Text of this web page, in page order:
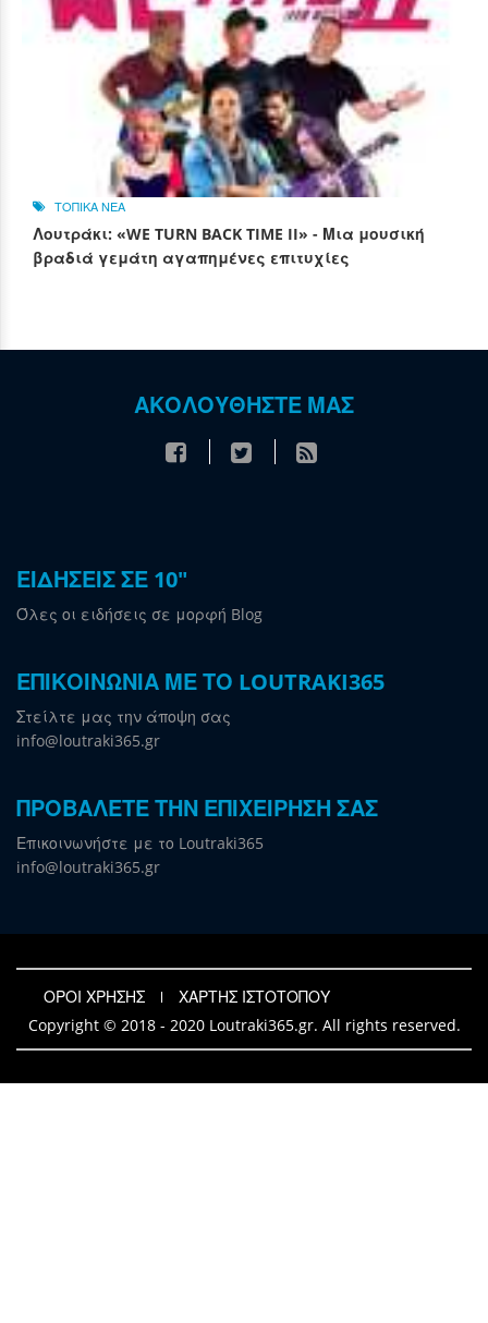
ΤΟΠΙΚΑ ΝΕΑ
Λουτράκι: «WE TURN BACK TIME II» - Μια μουσική
βραδιά γεμάτη αγαπημένες επιτυχίες
ΑΚΟΛΟΥΘΗΣΤΕ ΜΑΣ
ΕΙΔΗΣΕΙΣ ΣΕ 10"
Όλες οι ειδήσεις σε μορφή Blog
ΕΠΙΚΟΙΝΩΝΙΑ ΜΕ ΤΟ LOUTRAKI365
Στείλτε μας την άποψη σας
info@loutraki365.gr
ΠΡΟΒΑΛΕΤΕ ΤΗΝ ΕΠΙΧΕΙΡΗΣΗ ΣΑΣ
Επικοινωνήστε με το Loutraki365
info@loutraki365.gr
ΟΡΟΙ ΧΡΗΣΗΣ
ΧΑΡΤΗΣ ΙΣΤΟΤΟΠΟΥ
Copyright © 2018 - 2020 Loutraki365.gr. All rights reserved.